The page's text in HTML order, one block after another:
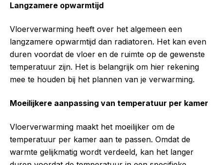
Langzamere opwarmtijd
Vloerverwarming heeft over het algemeen een
langzamere opwarmtijd dan radiatoren. Het kan even
duren voordat de vloer en de ruimte op de gewenste
temperatuur zijn. Het is belangrijk om hier rekening
mee te houden bij het plannen van je verwarming.
Moeilijkere aanpassing van temperatuur per kamer
Vloerverwarming maakt het moeilijker om de
temperatuur per kamer aan te passen. Omdat de
warmte gelijkmatig wordt verdeeld, kan het langer